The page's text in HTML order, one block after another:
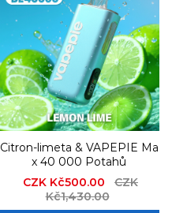
Citron-limeta & VAPEPIE Ma
x 40 000 Potahů
Sale
price
CZK Kč500.00
Regular
CZK
Kč1,430.00